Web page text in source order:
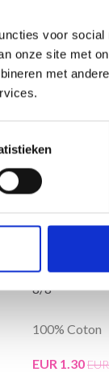
voor social
onze site met
met
8/8
100% Coton
EUR 1.30